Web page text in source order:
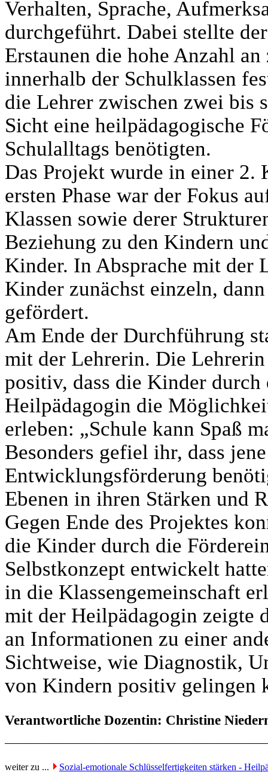
Verhalten, Sprache,
durchgeführt. Dabei stellte
Erstaunen die hohe Anzahl
innerhalb der Schulklassen
die Lehrer zwischen zwei bis
Sicht eine heilpädagogische
Schulalltags benötigten.
Das Projekt wurde in einer 2.
ersten Phase war der Fokus
Klassen sowie derer
Beziehung zu den Kindern
Kinder. In Absprache mit der
Kinder zunächst einzeln,
gefördert.
Am Ende der Durchführung
mit der Lehrerin. Die Lehrerin
positiv, dass die Kinder
Heilpädagogin die
erleben: „Schule kann Spaß
Besonders gefiel ihr, dass
Entwicklungsförderung
Ebenen in ihren Stärken und
Gegen Ende des Projektes
die Kinder durch die
Selbstkonzept entwickelt
in die Klassengemeinschaft
mit der Heilpädagogin zeigte
an Informationen zu einer
Sichtweise, wie Diagnostik,
von Kindern positiv gelingen
Verantwortliche Dozentin: Christine
weiter zu ... Sozial-emotionale Schlüsselfertigkeiten stärken -